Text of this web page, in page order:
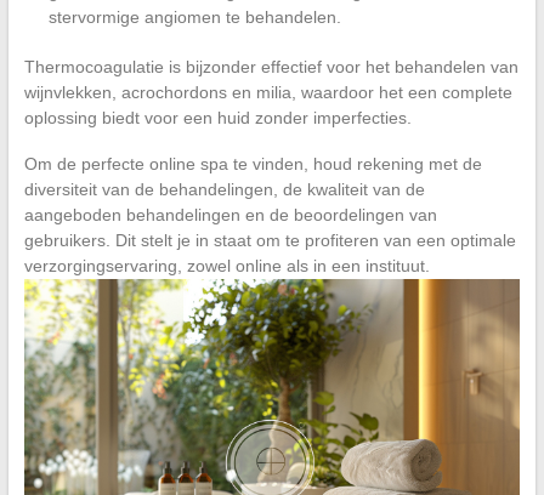
stervormige angiomen te behandelen.
Thermocoagulatie is bijzonder effectief voor het behandelen van
wijnvlekken, acrochordons en milia, waardoor het een complete
oplossing biedt voor een huid zonder imperfecties.
Om de perfecte online spa te vinden, houd rekening met de
diversiteit van de behandelingen, de kwaliteit van de
aangeboden behandelingen en de beoordelingen van
gebruikers. Dit stelt je in staat om te profiteren van een optimale
verzorgingservaring, zowel online als in een instituut.